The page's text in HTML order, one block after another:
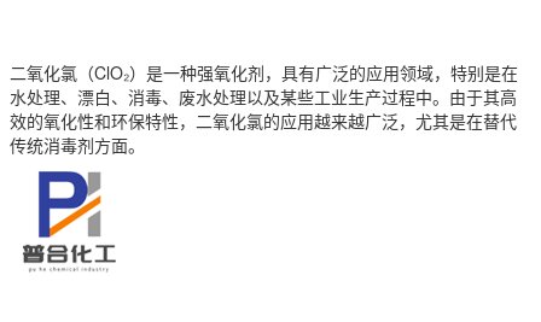
二氧化氯（ClO₂）是一种强氧化剂，具有广泛的应用领域，特别是在
水处理、漂白、消毒、废水处理以及某些工业生产过程中。由于其高
效的氧化性和环保特性，二氧化氯的应用越来越广泛，尤其是在替代
传统消毒剂方面。